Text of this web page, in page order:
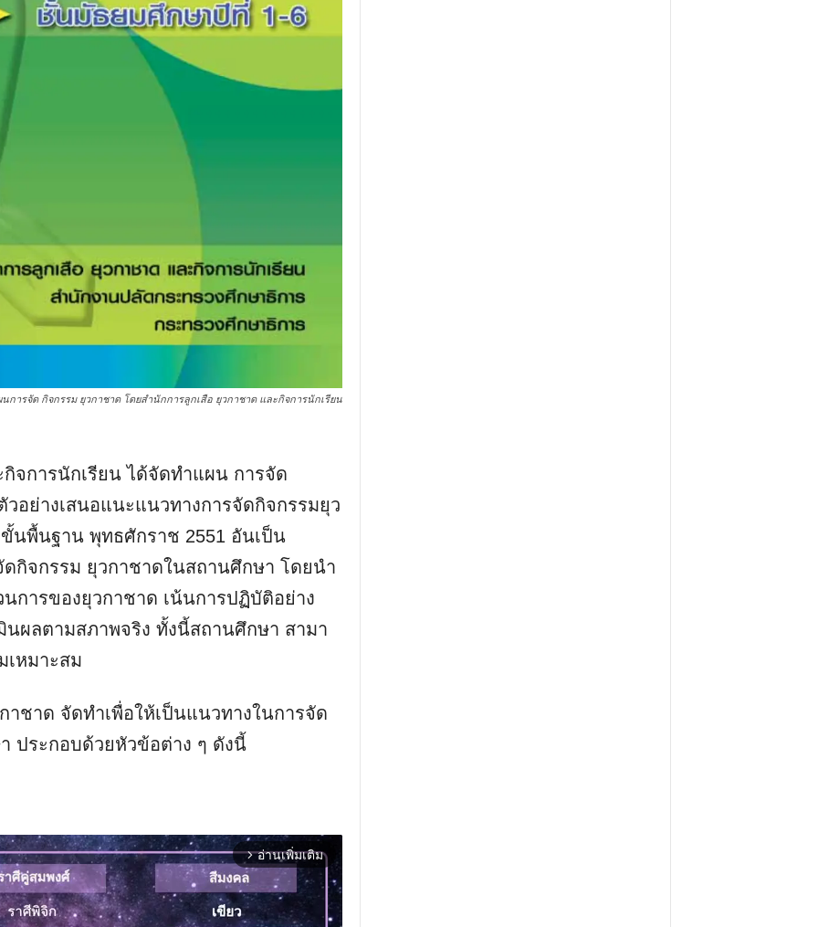
การจัด กิจกรรม ยุวกาชาด โดยสํานักการลูกเสือ ยุวกาชาด และกิจการนักเรียน
จการนักเรียน ได้จัดทําแผน การจัด
อย่างเสนอแนะแนวทางการจัดกิจกรรมยุว
นพื้นฐาน พุทธศักราช 2551 อันเป็น
กิจกรรม ยุวกาชาดในสถานศึกษา โดยนํา
การของยุวกาชาด เน้นการปฏิบัติอย่าง
นผลตามสภาพจริง ทั้งนี้สถานศึกษา สามา
เหมาะสม
ชาด จัดทําเพื่อให้เป็นแนวทางในการจัด
ประกอบด้วยหัวข้อต่าง ๆ ดังนี้
arrow_forward_ios อ่านเพิ่มเติม